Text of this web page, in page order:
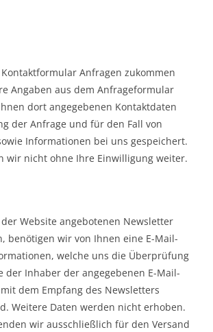
Anfragen zukommen
Angaben aus dem Anfrageformular
dort angegebenen Kontaktdaten
der Anfrage und für den Fall von
Informationen bei uns gespeichert.
wir nicht ohne Ihre Einwilligung weiter.
Website angebotenen Newsletter
benötigen wir von Ihnen eine E-Mail-
welche uns die Überprüfung
der Inhaber der angegebenen E-Mail-
dem Empfang des Newsletters
Weitere Daten werden nicht erhoben.
wir ausschließlich für den Versand